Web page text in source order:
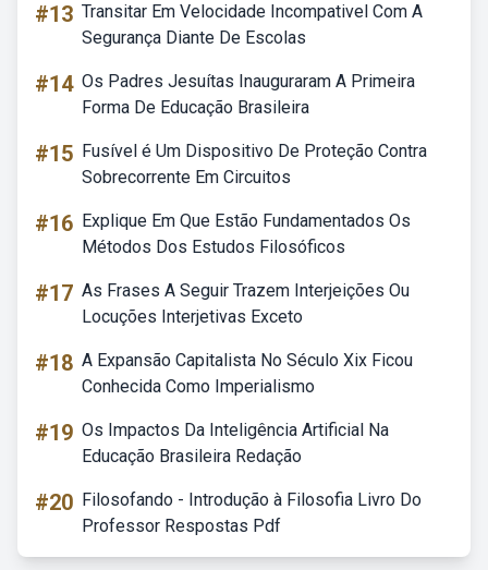
#13 Transitar Em Velocidade Incompativel Com A
Segurança Diante De Escolas
#14 Os Padres Jesuítas Inauguraram A Primeira
Forma De Educação Brasileira
#15 Fusível é Um Dispositivo De Proteção Contra
Sobrecorrente Em Circuitos
#16 Explique Em Que Estão Fundamentados Os
Métodos Dos Estudos Filosóficos
#17 As Frases A Seguir Trazem Interjeições Ou
Locuções Interjetivas Exceto
#18 A Expansão Capitalista No Século Xix Ficou
Conhecida Como Imperialismo
#19 Os Impactos Da Inteligência Artificial Na
Educação Brasileira Redação
#20 Filosofando - Introdução à Filosofia Livro Do
Professor Respostas Pdf